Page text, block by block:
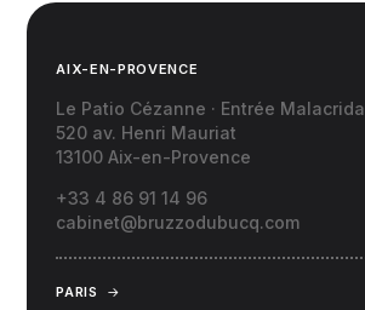
AIX-EN-PROVENCE
Le Patio Cézanne · Entrée Malacrida
520 av. Henri Mauriat
13100 Aix-en-Provence
+33 4 86 91 14 96
cabinet@bruzzodubucq.com
PARIS →